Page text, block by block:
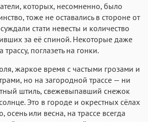
которых, несомненно, было
тоже не оставались в стороне от
стати невесты и количество
за её спиной. Некоторые даже
трассу, поглазеть на гонки.
жаркое время с частыми грозами и
но на загородной трассе — ни
штиль, свежевыпавший снежок
Это в городе и окрестных сёлах
осень или весна, на трассе всегда